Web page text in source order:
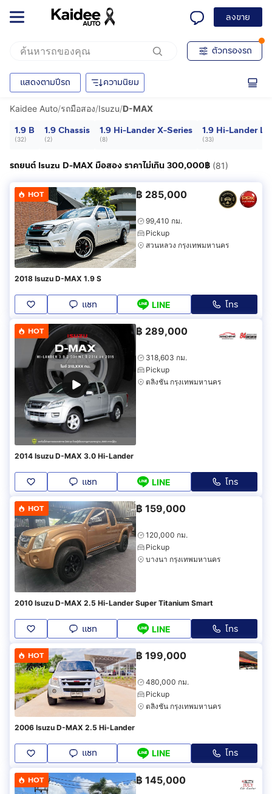
ลงขาย
ตัวกรองรถ
แสดงตามปีรถ ความนิยม
Kaidee Auto/รถมือสอง/Isuzu/D-MAX
1.9 B
(32)
1.9 Chassis
(2)
1.9 Hi-Lander X-Series
(8)
1.9 Hi-Lander L
(33)
รถยนต์ Isuzu D-MAX มือสอง ราคาไม่เกิน 300,000฿ (81)
HOT ฿ 285,000
99,410 กม.
Pickup
สวนหลวง กรุงเทพมหานคร
2018 Isuzu D-MAX 1.9 S
แชท LINE โทร
HOT ฿ 289,000
318,603 กม.
Pickup
ตลิ่งชัน กรุงเทพมหานคร
2014 Isuzu D-MAX 3.0 Hi-Lander
แชท LINE โทร
HOT ฿ 159,000
120,000 กม.
Pickup
บางนา กรุงเทพมหานคร
2010 Isuzu D-MAX 2.5 Hi-Lander Super Titanium Smart
แชท LINE โทร
HOT ฿ 199,000
480,000 กม.
Pickup
ตลิ่งชัน กรุงเทพมหานคร
2006 Isuzu D-MAX 2.5 Hi-Lander
แชท LINE โทร
HOT ฿ 145,000